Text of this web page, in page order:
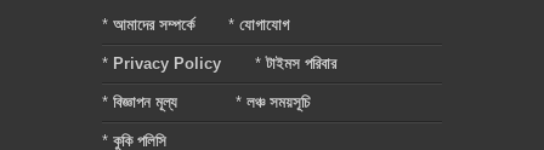
* আমাদের সম্পর্কে * যোগাযোগ
* Privacy Policy *টাইমস পরিবার
* বিজ্ঞাপন মূল্য * লঞ্চ সময়সূচি
* কুকি পলিসি